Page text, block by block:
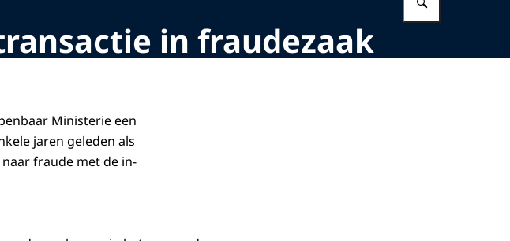
in fraudezaak
Ministerie een
jaren geleden als
fraude met de in-